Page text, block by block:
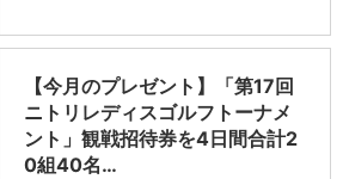
【今月のプレゼント】「第17回
ニトリレディスゴルフトーナメ
ント」観戦招待券を4日間合計2
0組40名…